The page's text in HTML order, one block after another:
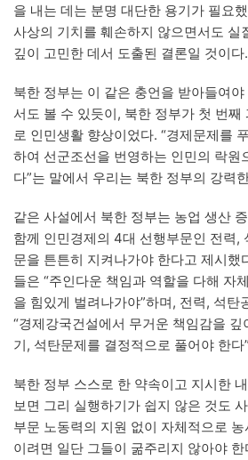
을 내는 데는 분명 대단한 용기가 필요
사상의 기치를 훼손하지 않으면서도 실
깊이 고민한 데서 도출된 결론일 것이다.
북한 정부는 이 같은 충언을 받아들여
서도 볼 수 있듯이, 북한 정부가 첫 번째
로 인민생활 향상이었다. “경제문제를
하여 선군조선을 번영하는 인민의 락원
다”는 말에서 우리는 북한 정부의 강력
같은 사설에서 북한 정부는 농업 생산
함께 인민경제의 4대 선행부문인 전력,
문을 튼튼히 지켜나가야 한다고 제시했
들은 “주인다운 책임과 역할을 다해 자
을 힘있게 벌려나가야”하며, 전력, 석탄
“경제강국건설에서 무거운 책임감을 깊
기, 석탄문제를 결정적으로 풀어야 한
북한 정부 스스로 한 약속이고 지시한
보면 그리 실행하기가 쉽지 않은 것도
부문 노동력의 지원 없이 자체적으로
이려면 일단 그들이 굶주리지 않아야